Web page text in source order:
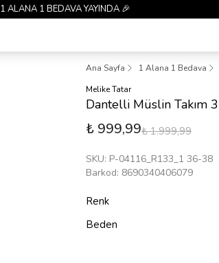
1 ALANA 1 BEDAVA YAYINDA 🎉
Ana Sayfa 1 Alana 1 Bedava
Melike Tatar
Dantelli Müslin Takım
₺ 999,99₺ 1.999,99
SKU: P-04116_R133_1 36-38
Barkod: 8690340406079
Renk
Beden